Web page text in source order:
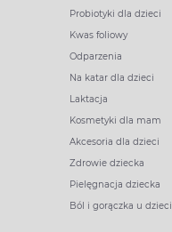
Probiotyki dla dzieci
Kwas foliowy
Odparzenia
Na katar dla dzieci
Laktacja
Kosmetyki dla mam
Akcesoria dla dzieci
Zdrowie dziecka
Pielęgnacja dziecka
Ból i gorączka u dzieci